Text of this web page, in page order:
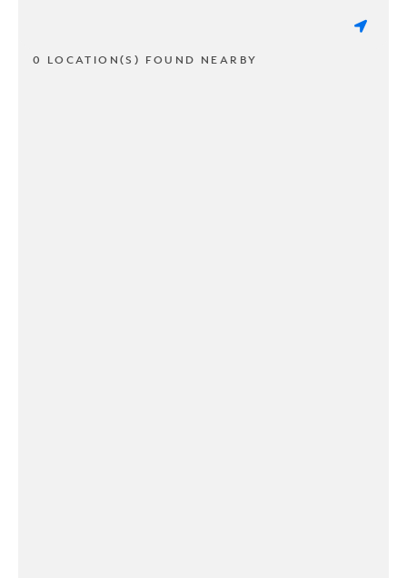
0 LOCATION(S) FOUND NEARBY